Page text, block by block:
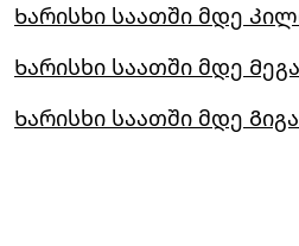
Ხარისხი საათში მდე
Ხარისხი საათში მდე
Ხარისხი საათში მდე